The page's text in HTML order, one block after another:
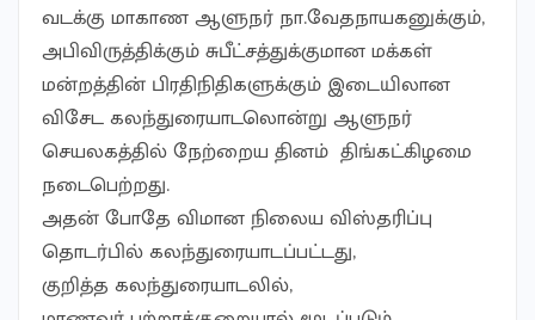
வடக்கு மாகாண ஆளுநர் நா.வேதநாயகனுக்கும்,
அபிவிருத்திக்கும் சுபீட்சத்துக்குமான மக்கள்
மன்றத்தின் பிரதிநிதிகளுக்கும் இடையிலான
விசேட கலந்துரையாடலொன்று ஆளுநர்
செயலகத்தில் நேற்றைய தினம் திங்கட்கிழமை
நடைபெற்றது.
அதன் போதே விமான நிலைய விஸ்தரிப்பு
தொடர்பில் கலந்துரையாடப்பட்டது,
குறித்த கலந்துரையாடலில்,